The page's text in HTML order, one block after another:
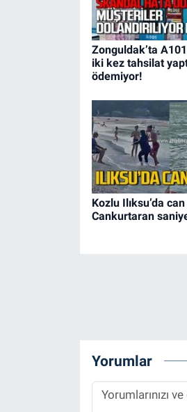
Zonguldak’ta
iki kez tahsilat
ödemiyor!
Kozlu Ilıksu’da
Cankurtaran
Yorumlar